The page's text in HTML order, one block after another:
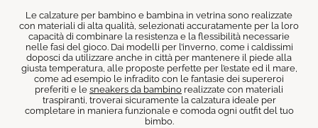
Le calzature per bambino e bambina in vetrina sono realizzate
con materiali di alta qualità, selezionati accuratamente per la loro
capacità di combinare la resistenza e la flessibilità necessarie
nelle fasi del gioco. Dai modelli per l’inverno, come i caldissimi
doposci da utilizzare anche in città per mantenere il piede alla
giusta temperatura, alle proposte perfette per l’estate ed il mare,
come ad esempio le infradito con le fantasie dei supereroi
preferiti e le sneakers da bambino realizzate con materiali
traspiranti, troverai sicuramente la calzatura ideale per
completare in maniera funzionale e comoda ogni outfit del tuo
bimbo.